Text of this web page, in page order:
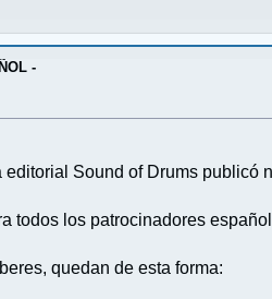
-
Sound of Drums publicó
todos los patrocinadores
quedan de esta forma: